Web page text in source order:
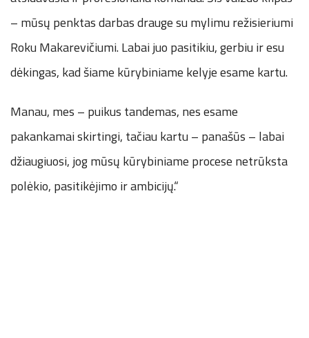
– mūsų penktas darbas drauge su mylimu režisieriumi
Roku Makarevičiumi. Labai juo pasitikiu, gerbiu ir esu
dėkingas, kad šiame kūrybiniame kelyje esame kartu.
Manau, mes – puikus tandemas, nes esame
pakankamai skirtingi, tačiau kartu – panašūs – labai
džiaugiuosi, jog mūsų kūrybiniame procese netrūksta
polėkio, pasitikėjimo ir ambicijų.“